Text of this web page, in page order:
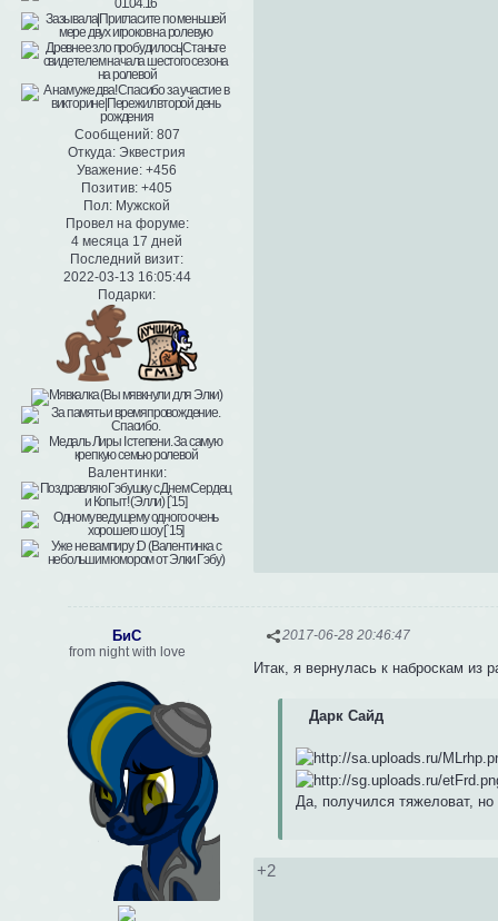
Сообщений:807
Откуда: Эквестрия
Уважение: +456
Позитив: +405
Пол: Мужской
Провел на форуме:
4 месяца 17 дней
Последний визит:
2022-03-13 16:05:44
Подарки:
Валентинки:
2017-06-28 20:46:47
БиС
from night with love
Итак, я вернулась к наброскам из
Дарк Сайд
Да, получился тяжеловат,
+2